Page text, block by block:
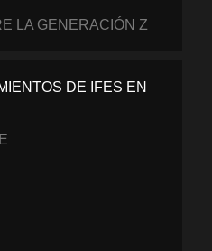
LA GENERACIÓN Z
DE IFES EN